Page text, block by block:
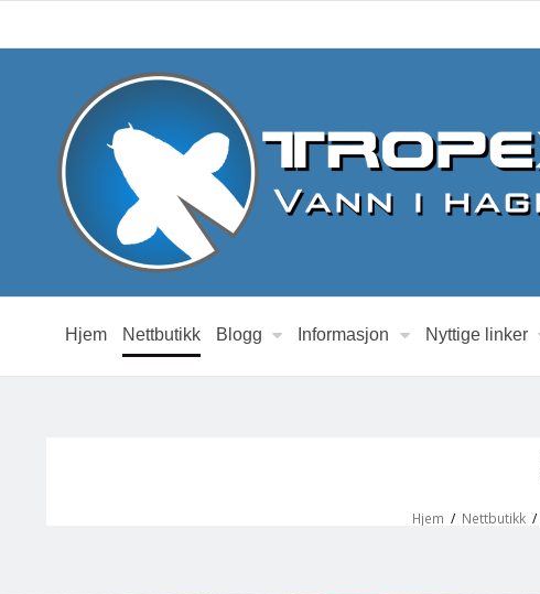
Hjem Nettbutikk Blogg Informasjon Nyttige linker
Hjem / Nettbutikk /